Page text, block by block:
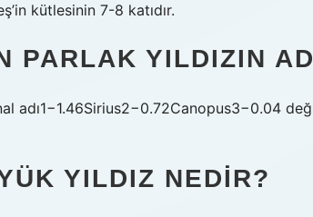
kütlesinin 7-8 katıdır.
PARLAK YILDIZIN
adı1−1.46Sirius2−0.72Canopus3−0.04
YILDIZ NEDIR?